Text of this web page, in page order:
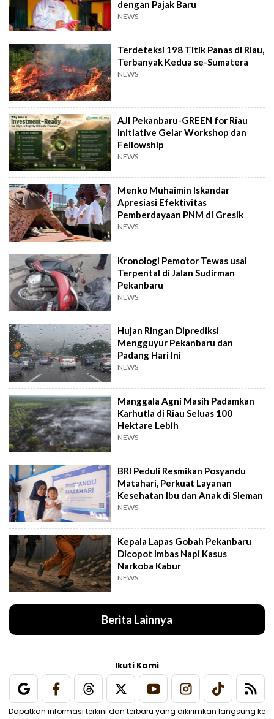
dengan Pajak Baru
NEWS
Terdeteksi 198 Titik Panas di Riau,
Terbanyak Kedua se-Sumatera
NEWS
AJI Pekanbaru-GREEN for Riau
Initiative Gelar Workshop dan
Fellowship
NEWS
Menko Muhaimin Iskandar
Apresiasi Efektivitas
Pemberdayaan PNM di Gresik
NEWS
Kronologi Pemotor Tewas usai
Terpental di Jalan Sudirman
Pekanbaru
NEWS
Hujan Ringan Diprediksi
Mengguyur Pekanbaru dan
Padang Hari Ini
NEWS
Manggala Agni Masih Padamkan
Karhutla di Riau Seluas 100
Hektare Lebih
NEWS
BRI Peduli Resmikan Posyandu
Matahari, Perkuat Layanan
Kesehatan Ibu dan Anak di Sleman
NEWS
Kepala Lapas Gobah Pekanbaru
Dicopot Imbas Napi Kasus
Narkoba Kabur
NEWS
Berita Lainnya
Ikuti Kami
Dapatkan informasi terkini dan terbaru yang dikirimkan langsung ke